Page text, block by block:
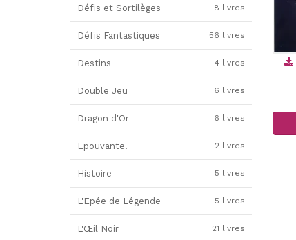
Défis et Sortilèges 8 livres
Défis Fantastiques 56 livres
Destins 4 livres
Double Jeu 6 livres
Dragon d'Or 6 livres
Epouvante! 2 livres
Histoire 5 livres
L'Epée de Légende 5 livres
L'Œil Noir 21 livres